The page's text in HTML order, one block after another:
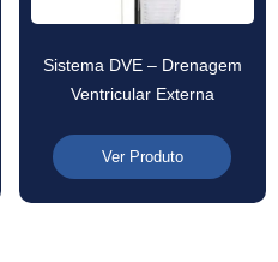
Sistema DVE – Drenagem
Ventricular Externa
Ver Produto